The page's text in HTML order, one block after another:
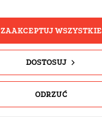
SZCZEGÓŁY PRODUKTU
DOPASOWANIE
ODRZUĆ
DOSTOSUJ
ZAAKCEPTUJ WSZYSTKIE